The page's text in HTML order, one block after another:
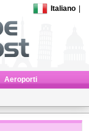
Italiano
Aeroporti